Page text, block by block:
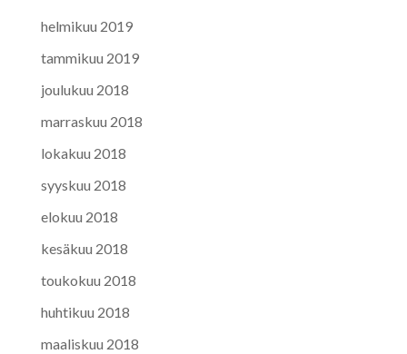
helmikuu 2019
tammikuu 2019
joulukuu 2018
marraskuu 2018
lokakuu 2018
syyskuu 2018
elokuu 2018
kesäkuu 2018
toukokuu 2018
huhtikuu 2018
maaliskuu 2018